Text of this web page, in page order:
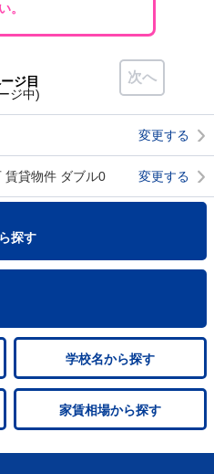
。
次へ
ジ目
ジ中)
変更する
賃貸物件 ダブル0 変更する
探す
学校名から探す
家賃相場から探す